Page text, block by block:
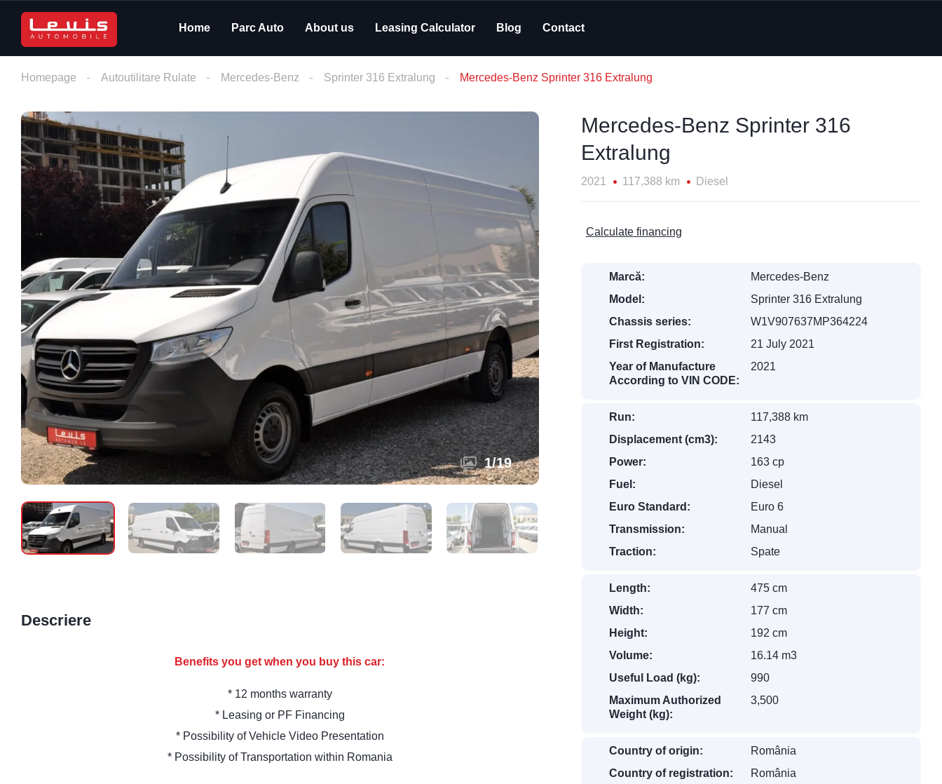
Home Parc Auto About us Leasing Calculator Blog Contact
Homepage Autoutilitare Rulate Mercedes-Benz Sprinter 316 Extralung Mercedes-Benz Sprinter 316 Extralung
1/19
Descriere
Benefits you get when you buy this car:
* 12 months warranty
* Leasing or PF Financing
* Possibility of Vehicle Video Presentation
* Possibility of Transportation within Romania
Mercedes-Benz Sprinter 316
Extralung
2021 117,388 km Diesel
Calculate financing
Marcă:
Mercedes-Benz
Model:
Sprinter 316 Extralung
Chassis series:
W1V907637MP364224
First Registration:
21 July 2021
Year of Manufacture
According to VIN CODE:
2021
Run:
117,388 km
Displacement (cm3):
2143
Power:
163 cp
Fuel:
Diesel
Euro Standard:
Euro 6
Transmission:
Manual
Traction:
Spate
Length:
475 cm
Width:
177 cm
Height:
192 cm
Volume:
16.14 m3
Useful Load (kg):
990
Maximum Authorized
Weight (kg):
3,500
Country of origin:
România
Country of registration:
România